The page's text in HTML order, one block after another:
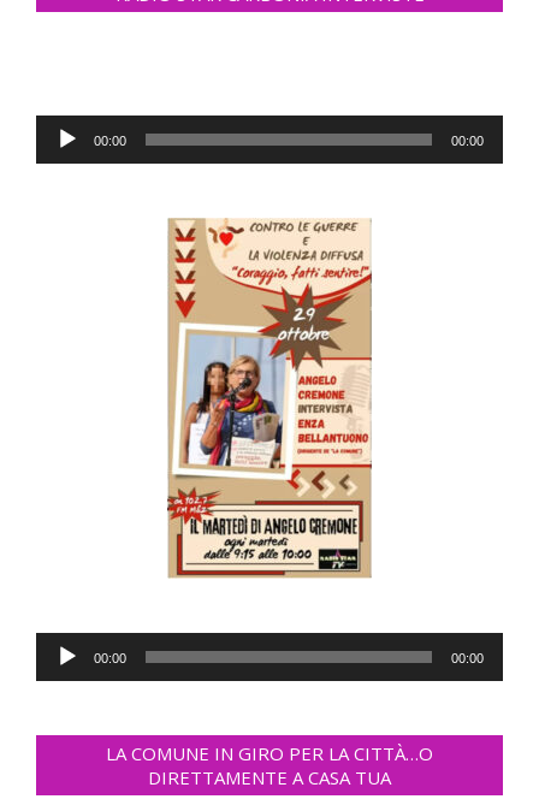
Audio-
Player
00:00 00:00
Audio-
Player
00:00 00:00
LA COMUNE IN GIRO PER LA CITTÀ…O
DIRETTAMENTE A CASA TUA